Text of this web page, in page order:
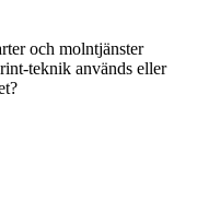
och molntjänster
teknik används eller